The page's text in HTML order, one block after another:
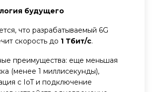
будущего
что разрабатываемый 6G
скорость до 1 Тбит/с.
преимущества: еще меньшая
(менее 1 миллисекунды),
с IoT и подключение